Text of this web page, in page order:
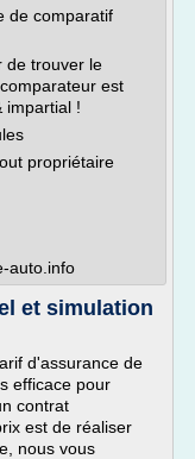
de comparatif
de trouver le
est
impartial !
propriétaire
auto.info
et simulation
d'assurance de
efficace pour
contrat
est de réaliser
nous vous